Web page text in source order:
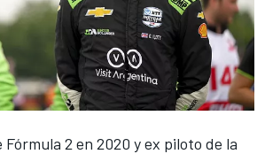
2 en 2020 y ex piloto de la